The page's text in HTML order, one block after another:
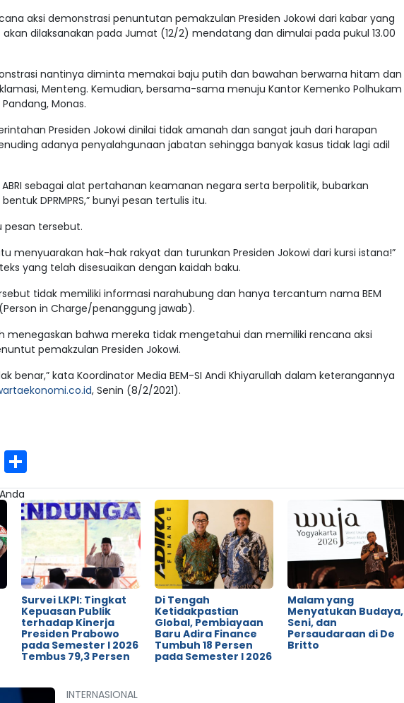
aksi demonstrasi penuntutan pemakzulan Presiden Jokowi dari kabar yang
dilaksanakan pada Jumat (12/2) mendatang dan dimulai pada pukul 13.00
nantinya diminta memakai baju putih dan bawahan berwarna hitam dan
Menteng. Kemudian, bersama-sama menuju Kantor Kemenko Polhukam
Monas.
Presiden Jokowi dinilai tidak amanah dan sangat jauh dari harapan
adanya penyalahgunaan jabatan sehingga banyak kasus tidak lagi adil
ABRI sebagai alat pertahanan keamanan negara serta berpolitik, bubarkan
DPRMPRS,” bunyi pesan tertulis itu.
pesan tersebut.
menyuarakan hak-hak rakyat dan turunkan Presiden Jokowi dari kursi istana!”
yang telah disesuaikan dengan kaidah baku.
tidak memiliki informasi narahubung dan hanya tercantum nama BEM
in Charge/penanggung jawab).
menegaskan bahwa mereka tidak mengetahui dan memiliki rencana aksi
pemakzulan Presiden Jokowi.
benar,” kata Koordinator Media BEM-SI Andi Khiyarullah dalam keterangannya
, Senin (8/2/2021).
Email
Survei LKPI: Tingkat
Kepuasan Publik
terhadap Kinerja
Presiden Prabowo
pada Semester I 2026
Tembus 79,3 Persen
Di Tengah
Ketidakpastian
Global, Pembiayaan
Baru Adira Finance
Tumbuh 18 Persen
pada Semester I 2026
Malam yang
Menyatukan Budaya,
Seni, dan
Persaudaraan di De
Britto
INTERNASIONAL